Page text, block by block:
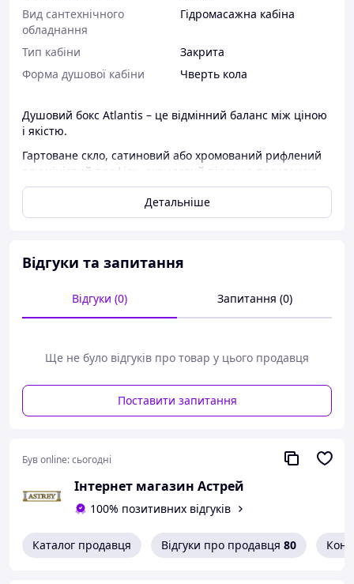
Вид сантехнічного
обладнання
Гідромасажна кабіна
Тип кабіни
Закрита
Форма душової кабіни
Чверть кола
Душовий бокс Atlantis – це відмінний баланс між ціною
і якістю.
Гартоване скло, сатиновий або хромований рифлений
алюмінієвий профіль, акриловий піддон з посиленою
ДСП плитою, що збільшує максимально допустиме
навантаження. Купуючи душовий бокс Atlantis ви
отримуєте гарну якість товару і просту збірку.
Детальніше
Відгуки та запитання
Відгуки (0) Запитання (0)
Ще не було відгуків про товар у цього продавця
Поставити запитання
Був online:сьогодні
Інтернет магазин Астрей
100% позитивних відгуків
Каталог продавця Відгуки про продавця 80